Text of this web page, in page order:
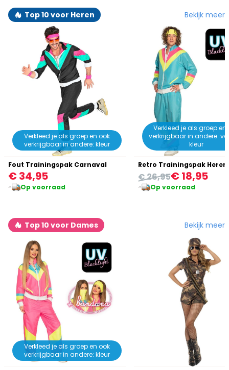
Top 10 voor Heren Bekijk meer
Verkleed je als groep en ook
verkrijgbaar in andere: kleur
Fout Trainingspak Carnaval
€ 34,95
Op voorraad
Verkleed je als groep en
verkrijgbaar in andere:
kleur
€ 18,95
€ 26,95
Op voorraad
Top 10 voor Dames Bekijk meer
Verkleed je als groep en ook
verkrijgbaar in andere: kleur